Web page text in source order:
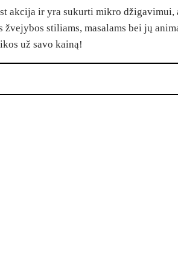
ir yra sukurti mikro
stiliams, masalams bei jų
už savo kainą!